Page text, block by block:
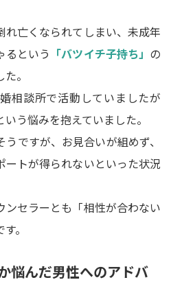
れ亡くなられてしまい、未成年
るという 「バツイチ子持ち」 の
。
相談所で活動していましたが
う悩みを抱えていました。
ですが、お見合いが組めず、
ートが得られないといった状況
ンセラーとも「相性が合わない
。
悩んだ男性へのアドバ